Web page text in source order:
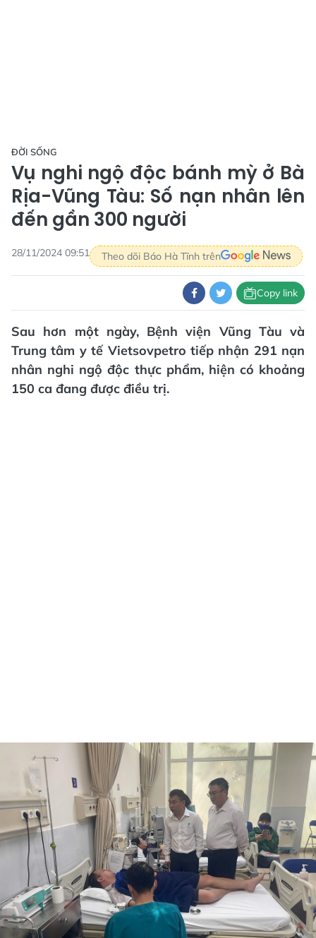
ĐỜI SỐNG
Vụ nghi ngộ độc bánh mỳ ở Bà
Rịa-Vũng Tàu: Số nạn nhân lên
đến gần 300 người
28/11/2024 09:51 Theo dõi Báo Hà Tĩnh trên
Copy link
Sau hơn một ngày, Bệnh viện Vũng Tàu và
Trung tâm y tế Vietsovpetro tiếp nhận 291 nạn
nhân nghi ngộ độc thực phẩm, hiện có khoảng
150 ca đang được điều trị.